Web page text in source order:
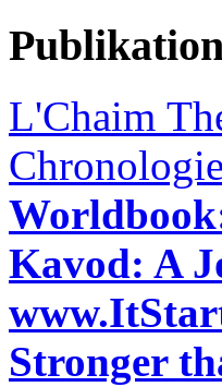
L'Chaim
Kavod: A
Stronger